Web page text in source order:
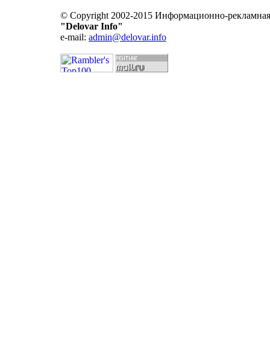
© Copyright 2002-2015 Информационно-
"Delovar Info"
e-mail: admin@delovar.info